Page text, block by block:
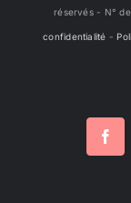
réservés - N° de
confidentialité -